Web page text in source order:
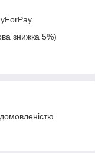
знижка 5%)